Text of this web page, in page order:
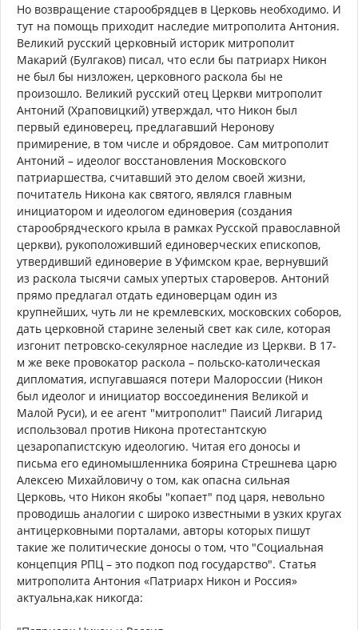
Но возвращение старообрядцев в Церковь необходимо. И
тут на помощь приходит наследие митрополита Антония.
Великий русский церковный историк митрополит
Макарий (Булгаков) писал, что если бы патриарх Никон
не был бы низложен, церковного раскола бы не
произошло. Великий русский отец Церкви митрополит
Антоний (Храповицкий) утверждал, что Никон был
первый единоверец, предлагавший Неронову
примирение, в том числе и обрядовое. Сам митрополит
Антоний – идеолог восстановления Московского
патриаршества, считавший это делом своей жизни,
почитатель Никона как святого, являлся главным
инициатором и идеологом единоверия (создания
старообрядческого крыла в рамках Русской православной
церкви), рукоположивший единоверческих епископов,
утвердивший единоверие в Уфимском крае, вернувший
из раскола тысячи самых упертых староверов. Антоний
прямо предлагал отдать единоверцам один из
крупнейших, чуть ли не кремлевских, московских соборов,
дать церковной старине зеленый свет как силе, которая
изгонит петровско-секулярное наследие из Церкви. В 17-
м же веке провокатор раскола – польско-католическая
дипломатия, испугавшаяся потери Малороссии (Никон
был идеолог и инициатор воссоединения Великой и
Малой Руси), и ее агент "митрополит" Паисий Лигарид
использовал против Никона протестантскую
цезаропапистскую идеологию. Читая его доносы и
письма его единомышленника боярина Стрешнева царю
Алексею Михайловичу о том, как опасна сильная
Церковь, что Никон якобы "копает" под царя, невольно
проводишь аналогии с широко известными в узких кругах
антицерковными порталами, авторы которых пишут
такие же политические доносы о том, что "Социальная
концепция РПЦ – это подкоп под государство". Статья
митрополита Антония «Патриарх Никон и Россия»
актуальна,как никогда: